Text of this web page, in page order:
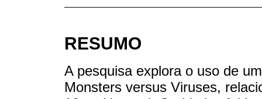
RESUMO
A pesquisa explora o uso de
Monsters versus Viruses,